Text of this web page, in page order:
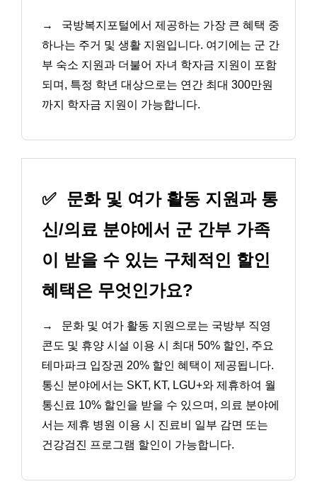
→
국방복지포털에서 제공하는 가장 큰 혜택 중
하나는 주거 및 생활 지원입니다. 여기에는 군 간
부 숙소 지원과 더불어 자녀 학자금 지원이 포함
되며, 특정 학년 대상으로는 연간 최대 300만원
까지 학자금 지원이 가능합니다.
✅ 문화 및 여가 활동 지원과 통
신/의료 분야에서 군 간부 가족
이 받을 수 있는 구체적인 할인
혜택은 무엇인가요?
→
문화 및 여가 활동 지원으로는 국방부 직영
콘도 및 휴양 시설 이용 시 최대 50% 할인, 주요
테마파크 입장권 20% 할인 혜택이 제공됩니다.
통신 분야에서는 SKT, KT, LGU+와 제휴하여 월
통신료 10% 할인을 받을 수 있으며, 의료 분야에
서는 제휴 병원 이용 시 진료비 일부 감면 또는
건강검진 프로그램 할인이 가능합니다.